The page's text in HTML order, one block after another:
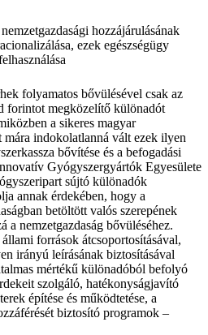
hozzájárulásának
ezek egészségügy
folyamatos bővülésével csak az
forintot megközelítő különadót
a sikeres magyar
mára indokolatlanná vált ezek ilyen
bővítése és a befogadási
Gyógyszergyártók Egyesülete
sújtó különadók
annak érdekében, hogy a
betöltött valós szerepének
a nemzetgazdaság bővüléséhez.
források átcsoportosításával,
irányú leírásának biztosításával
mértékű különadóból befolyó
szolgáló, hatékonyságjavító
építése és működtetése, a
biztosító programok –